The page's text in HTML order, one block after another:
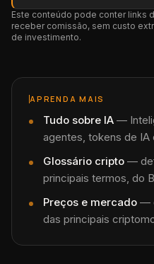
Este conteúdo pode conter links
receber comissão, sem custo
de investimento.
APRENDA MAIS
Tudo sobre IA —
agentes, tokens de IA
Glossário cripto —
principais termos, do
Preços e mercado —
das principais